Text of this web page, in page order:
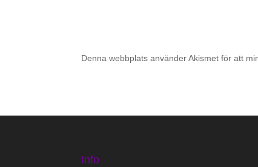
Denna webbplats använder Akismet för att
Info